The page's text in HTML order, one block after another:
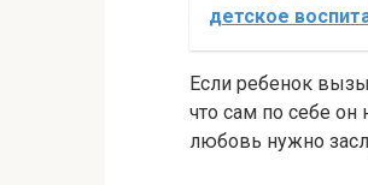
детское
Если ребенок
что сам по себе он
любовь нужно